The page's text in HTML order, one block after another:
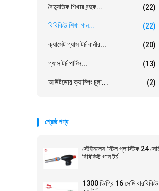
বৈদ্যুতিক শিখার বন্দুক... (22)
বিবিকিউ শিখা গান... (22)
ক্যাসেট গ্যাস টর্চ বার্নার... (20)
গ্যাস টর্চ পার্টস... (13)
আউটডোর ক্যাম্পিং চুলা... (2)
শ্রেষ্ঠ পণ্য
স্টেইনলেস স্টিল প্লাস্টিক 24
বিবিকিউ গান টর্চ
1300 ডিগ্রি 16 সেমি বারবিকিউ